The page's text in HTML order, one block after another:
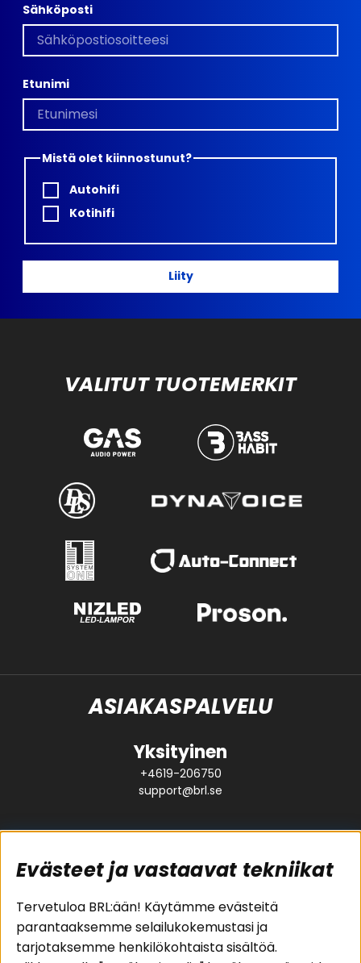
Sähköposti
Etunimi
Mistä olet kiinnostunut?
Autohifi
Kotihifi
Liity
VALITUT TUOTEMERKIT
ASIAKASPALVELU
Yksityinen
+4619-206750
support@brl.se
Suositut sivut
Pakettiratkaisut
Autostereot
Asiakaspalvelu
Evästeet
Huolto- ja
Evästeet ja vastaavat tekniikat
Tervetuloa BRL:ään! Käytämme evästeitä
parantaaksemme selailukokemustasi ja
tarjotaksemme henkilökohtaista sisältöä.